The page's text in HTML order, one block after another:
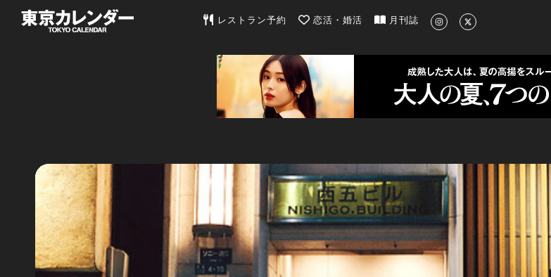
東京カレンダー | 最新のグルメ、洗練されたライフスタイル情報
レストラン予約 恋活・婚活 月刊誌